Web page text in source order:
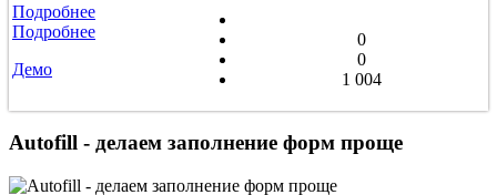
Подробнее
Подробнее
Демо
0
0
1 004
Autofill - делаем заполнение форм проще